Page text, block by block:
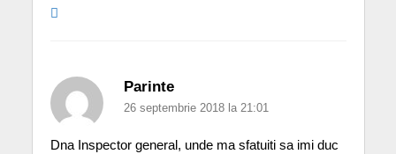
Parinte
26 septembrie 2018 la 21:01
Dna Inspector general, unde ma sfatuiti sa imi duc